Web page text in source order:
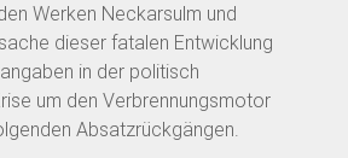
Werken Neckarsulm und
dieser fatalen Entwicklung
in der politisch
um den Verbrennungsmotor
Absatzrückgängen.